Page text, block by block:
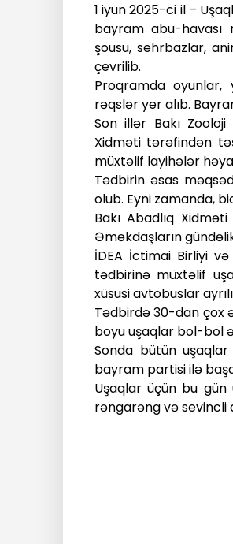
1iyun2025-ci il– Uş
bayram abu-havası
şousu,sehrbazlar,
çevrilib.
Proqramda oyunlar,
rəqslər yer alıb.
Son illər Bakı
Xidməti tərəfindən
müxtəlif layihələr
Tədbirin əsas
olub. Eyni zamanda,
Bakı Abadlıq
Əməkdaşların
İDEA İctimai Birliyi
tədbirinə müxtəlif
xüsusi avtobuslar
Tədbirdə 30-dan çox
boyu uşaqlar bol-bol
Sonda bütün
bayram partisi ilə
Uşaqlar üçün bu gün
rəngarəng və sevincli